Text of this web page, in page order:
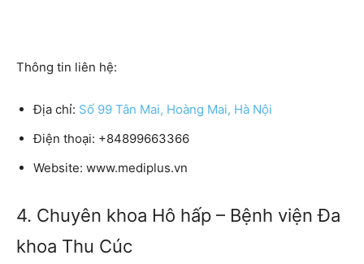
Thông tin liên hệ:
Địa chỉ: Số 99 Tân Mai, Hoàng Mai, Hà Nội
Điện thoại: +84899663366
Website: www.mediplus.vn
4. Chuyên khoa Hô hấp – Bệnh viện Đa
khoa Thu Cúc